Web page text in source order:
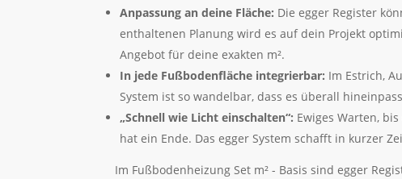
Anpassung an deine Fläche: Die egger Register
enthaltenen Planung wird es auf dein Projekt
Angebot für deine exakten m².
In jede Fußbodenfläche integrierbar: Im Estrich,
System ist so wandelbar, dass es überall
„Schnell wie Licht einschalten“: Ewiges Warten,
hat ein Ende. Das egger System schafft in kurzer
Im Fußbodenheizung Set m² - Basis sind egger